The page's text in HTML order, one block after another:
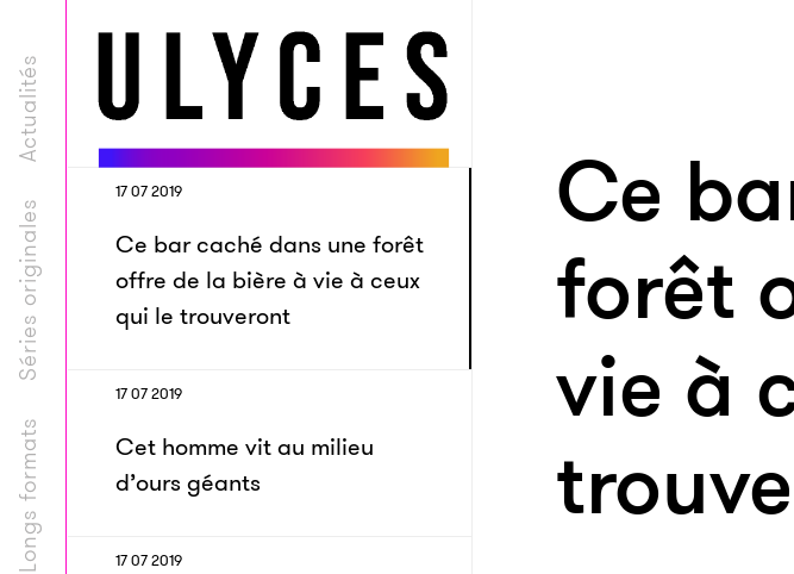
Longs formats
Séries originales
Actualités
17 07 2019
Ce bar caché dans une forêt
offre de la bière à vie à ceux
qui le trouveront
17 07 2019
Cet homme vit au milieu
d’ours géants
17 07 2019
Ce
forêt
vie à